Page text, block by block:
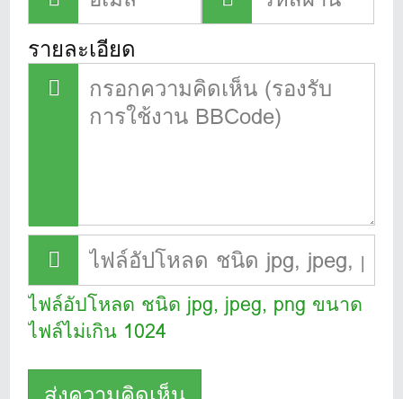
รายละเอียด
ไฟล์อัปโหลด ชนิด jpg, jpeg, png ขนาด
ไฟล์ไม่เกิน 1024